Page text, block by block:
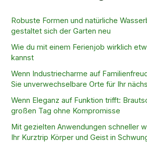
Robuste Formen und natürliche
gestaltet sich der Garten neu
Wie du mit einem Ferienjob wirklich
kannst
Wenn Industriecharme auf
Sie unverwechselbare Orte für Ihr
Wenn Eleganz auf Funktion trifft:
großen Tag ohne Kompromisse
Mit gezielten Anwendungen schneller
Ihr Kurztrip Körper und Geist in